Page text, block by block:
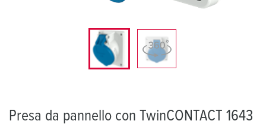
Presa da pannello con TwinCONTACT 1643